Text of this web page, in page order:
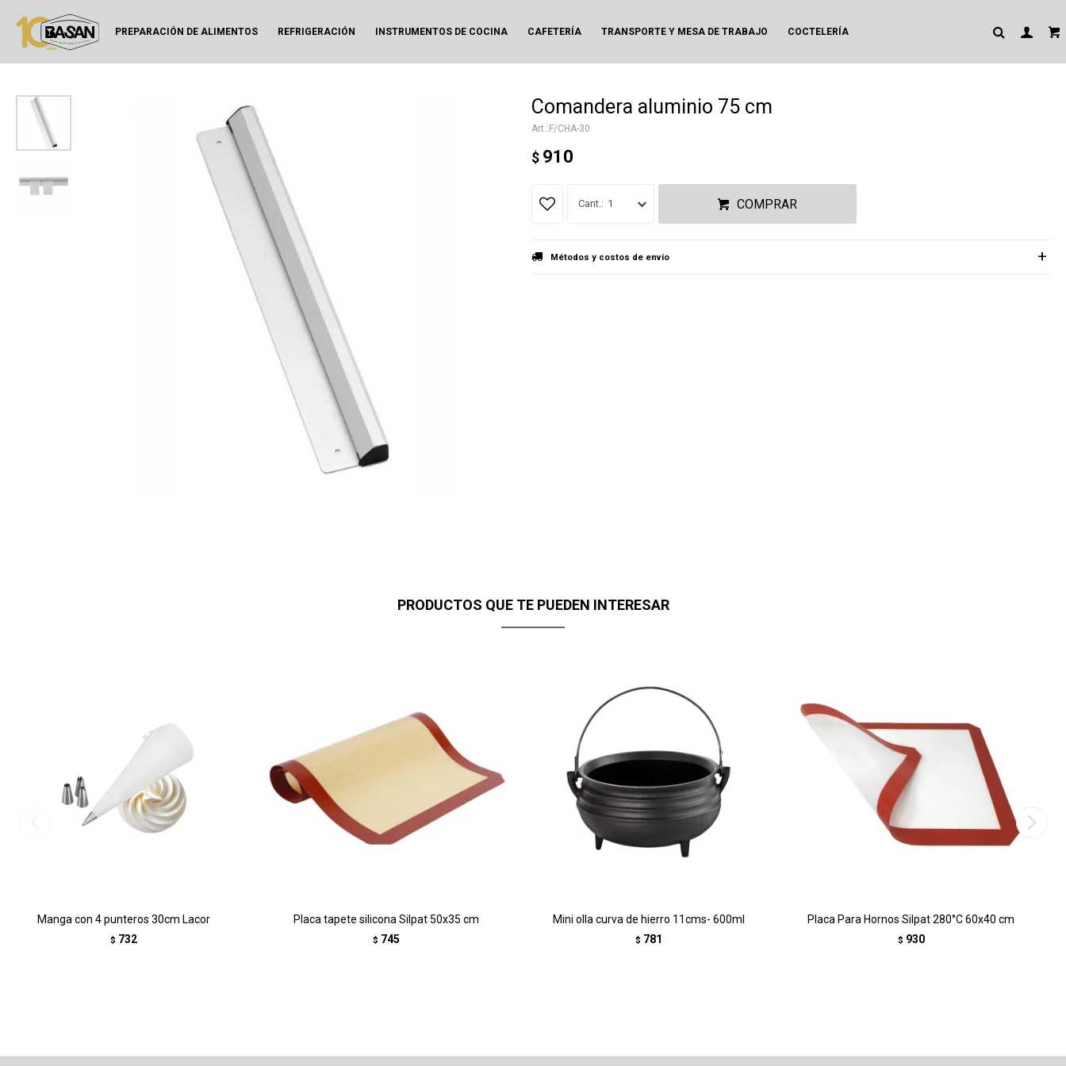
PREPARACIÓN DE ALIMENTOS REFRIGERACIÓN INSTRUMENTOS DE COCINA CAFETERÍA TRANSPORTE Y MESA DE TRABAJO COCTELERÍA
Comandera aluminio 75 cm
F/CHA-30
$ 910
1 COMPRAR
Métodos y costos de envío
PRODUCTOS QUE TE PUEDEN INTERESAR
Manga con 4 punteros 30cm Lacor
$ 732
Placa tapete silicona Silpat 50x35 cm
$ 745
Mini olla curva de hierro 11cms- 600ml
$ 781
Placa Para Hornos Silpat 280°C 60x40 cm
$ 930